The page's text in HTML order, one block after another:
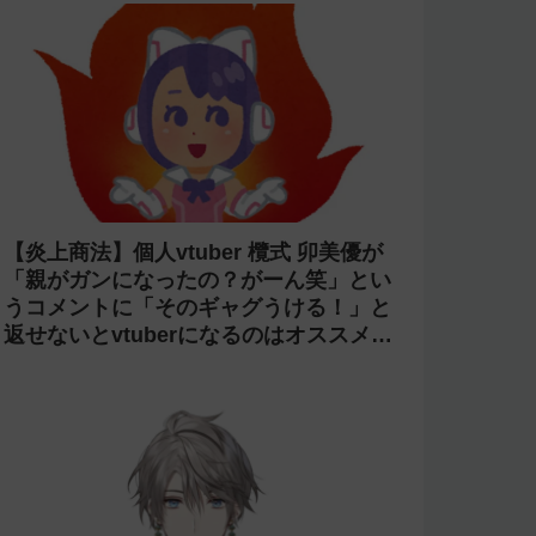
【炎上商法】個人vtuber 欖式 卯美優が
「親がガンになったの？がーん笑」とい
うコメントに「そのギャグうける！」と
返せないとvtuberになるのはオススメし